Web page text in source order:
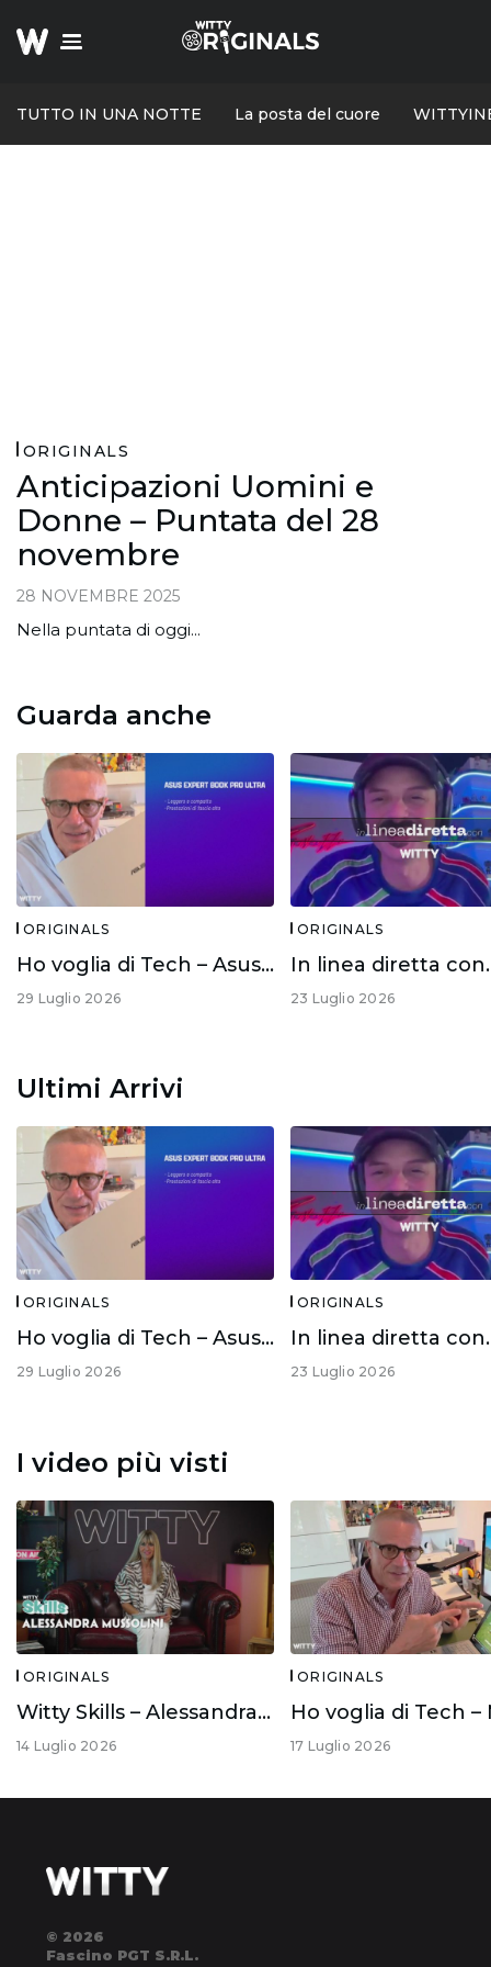
TUTTO IN UNA NOTTE La posta del cuore
ORIGINALS
Anticipazioni Uomini e
Donne – Puntata del 28
novembre
28 NOVEMBRE 2025
Nella puntata di oggi...
Guarda anche
ORIGINALS
Ho voglia di Tech – Asus Expert Book Ultra
29 Luglio 2026
ORIGINALS
23 Luglio 2026
Ultimi Arrivi
ORIGINALS
Ho voglia di Tech – Asus Expert Book Ultra
29 Luglio 2026
ORIGINALS
23 Luglio 2026
I video più visti
ORIGINALS
Witty Skills – Alessandra Mussolini
14 Luglio 2026
ORIGINALS
17 Luglio 2026
© 2026
Fascino PGT S.R.L.